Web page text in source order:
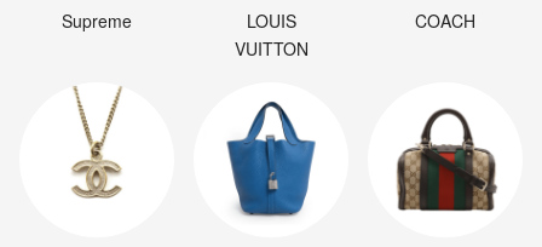
Supreme
LOUIS
VUITTON
COACH